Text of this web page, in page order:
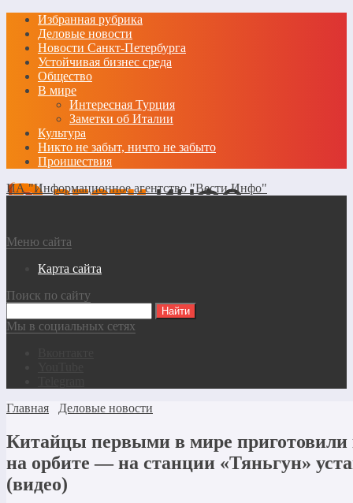
Избранная рубрика
Деловые новости
Новости Санкт-Петербурга
Устойчивая бизнес среда
Общество
В мире
Интересная Турция
Заметки об Италии
Культура
Никто не забыт, ничто не забыто
Проишествия
ИА "Информационное агентство "Вести Инфо"
Меню сайта
Карта сайта
Поиск по сайту
Мы в социальных сетях
Главная
Деловые новости
Китайцы первыми в мире
на орбите — на станции «Тяньгун»
(видео)